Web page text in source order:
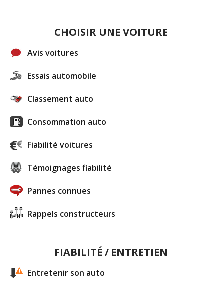
CHOISIR UNE VOITURE
Avis voitures
Essais automobile
Classement auto
Consommation auto
Fiabilité voitures
Témoignages fiabilité
Pannes connues
Rappels constructeurs
FIABILITÉ / ENTRETIEN
Entretenir son auto